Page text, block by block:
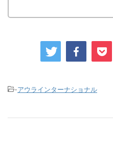
-アウラインターナショナル